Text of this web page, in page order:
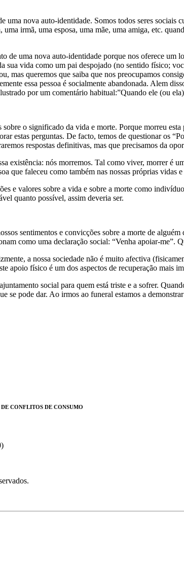
uma nova auto-identidade. Somos todos seres
irmã, uma esposa, uma mãe, uma amiga, etc.
de uma nova auto-identidade porque nos oferece um
vida como um pai despojado (no sentido físico;
mas queremos que saiba que nos preocupamos
essa pessoa é socialmente abandonada. Alem
por um comentário habitual:”Quando ele (ou
o significado da vida e morte. Porque morreu
estas perguntas. De facto, temos de questionar os
respostas definitivas, mas que precisamos da
existência: nós morremos. Tal como viver, morrer é
que faleceu como também nas nossas próprias
e valores sobre a vida e sobre a morte como
quanto possível, assim deveria ser.
sentimentos e convicções sobre a morte de
como uma declaração social: “Venha apoiar-me”.
a nossa sociedade não é muito afectiva
apoio físico é um dos aspectos de recuperação mais
social para quem está triste e a sofrer.
se pode dar. Ao irmos ao funeral estamos a
CONFLITOS DE CONSUMO